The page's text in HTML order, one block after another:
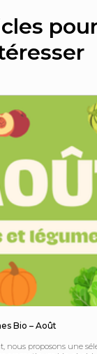
Bio – Août
nous proposons une